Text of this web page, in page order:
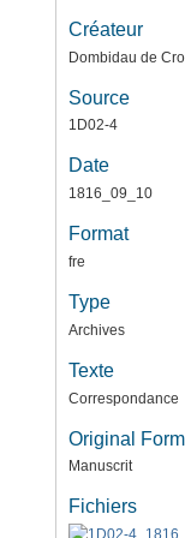
Créateur
Dombidau de
Source
1D02-4
Date
1816_09_10
Format
fre
Type
Archives
Texte
Correspondance
Original
Manuscrit
Fichiers